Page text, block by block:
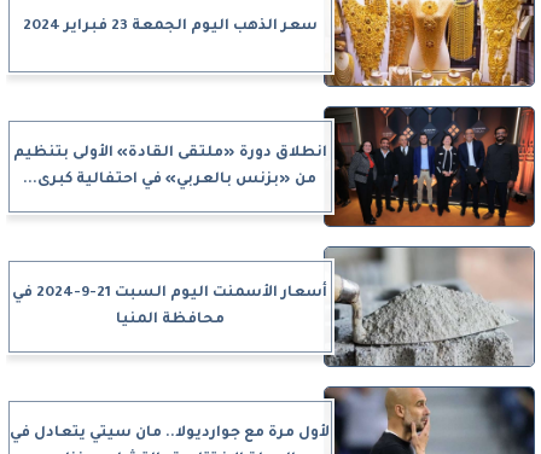
سعر الذهب اليوم الجمعة 23 فبراير 2024
انطلاق دورة «ملتقى القادة» الأولى بتنظيم
من «بزنس بالعربي» في احتفالية كبرى...
أسعار الأسمنت اليوم السبت 21-9-2024 في
محافظة المنيا
لأول مرة مع جوارديولا.. مان سيتي يتعادل في